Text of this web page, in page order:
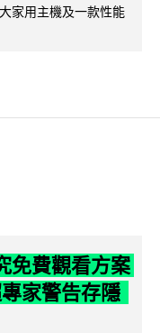
家用主機及一款性能
免費觀看方案
家警告存隱